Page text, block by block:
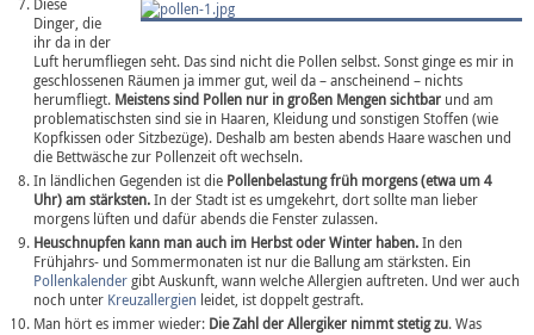
Dinger, die
ihr da in der
Luft herumfliegen seht. Das sind nicht die Pollen selbst. Sonst ginge es mir in
geschlossenen Räumen ja immer gut, weil da – anscheinend – nichts
herumfliegt. Meistens sind Pollen nur in großen Mengen sichtbar und am
problematischsten sind sie in Haaren, Kleidung und sonstigen Stoffen (wie
Kopfkissen oder Sitzbezüge). Deshalb am besten abends Haare waschen und
die Bettwäsche zur Pollenzeit oft wechseln.
In ländlichen Gegenden ist die Pollenbelastung früh morgens (etwa um 4
Uhr) am stärksten.In der Stadt ist es umgekehrt, dort sollte man lieber
morgens lüften und dafür abends die Fenster zulassen.
Heuschnupfen kann man auch im Herbst oder Winter haben.In den
Frühjahrs- und Sommermonaten ist nur die Ballung am stärksten. Ein
Pollenkalendergibt Auskunft, wann welche Allergien auftreten. Und wer auch
noch unter Kreuzallergien leidet, ist doppelt gestraft.
Man hört es immer wieder: Die Zahl der Allergiker nimmt stetig zu. Was